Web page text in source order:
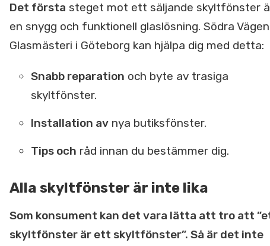
Det första steget mot ett säljande skyltfönster
en snygg och funktionell glaslösning. Södra
Glasmästeri i Göteborg kan hjälpa dig med detta:
Snabb reparation och byte av trasiga
skyltfönster.
Installation avnya butiksfönster.
Tips och råd innan du bestämmer dig.
Alla skyltfönster är inte lika
Som konsument kan det vara lätta att tro att
skyltfönster är ett skyltfönster”. Så är det inte